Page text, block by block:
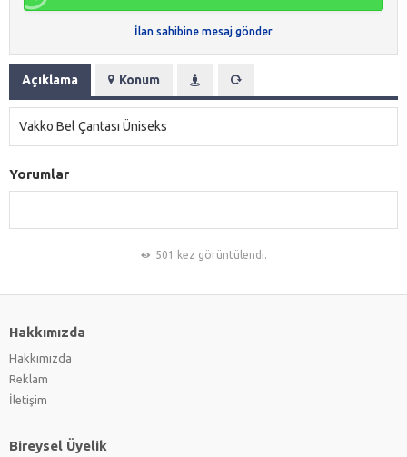
İlan sahibine mesaj gönder
Açıklama Konum
Vakko Bel Çantası Üniseks
Yorumlar
501 kez görüntülendi.
Hakkımızda
Hakkımızda
Reklam
İletişim
Bireysel Üyelik